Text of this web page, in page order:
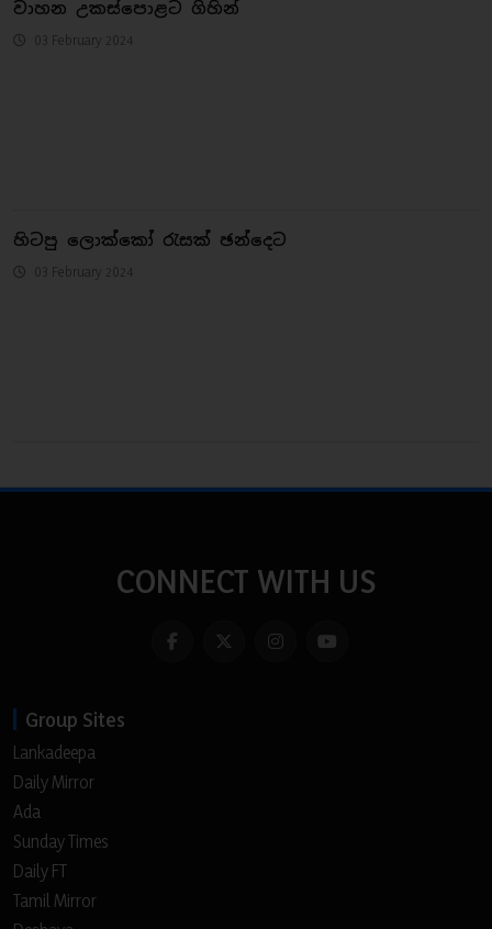
වාහන උකස්පොළට ගිහින්
03 February 2024
හිටපු ලොක්කෝ රැසක් ඡන්දෙට
03 February 2024
CONNECT WITH US
Group Sites
Lankadeepa
Daily Mirror
Ada
Sunday Times
Daily FT
Tamil Mirror